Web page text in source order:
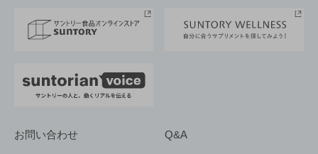
採用情報
お問い合わせ Q&A